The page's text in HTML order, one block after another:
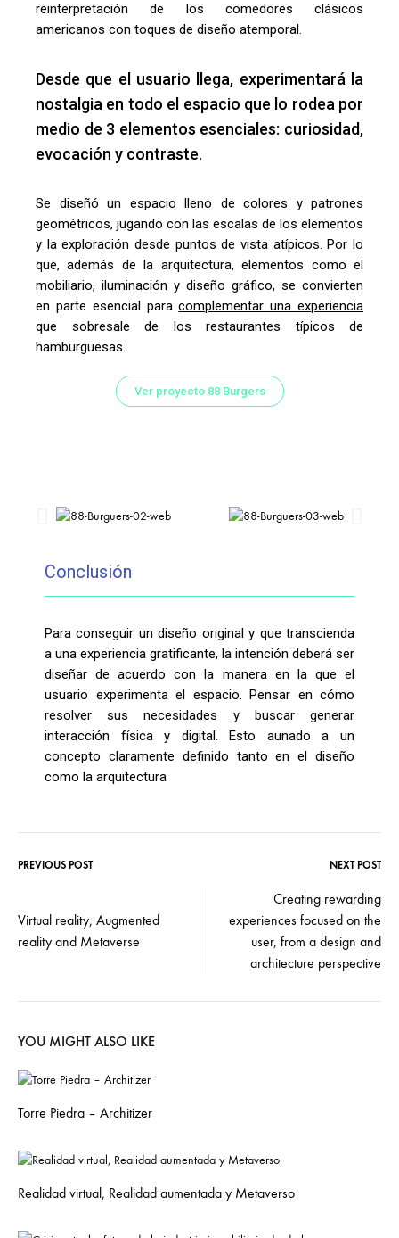
reinterpretación de los comedores clásicos
americanos con toques de diseño atemporal.
Desde que el usuario llega, experimentará la
nostalgia en todo el espacio que lo rodea por
medio de 3 elementos esenciales: curiosidad,
evocación y contraste.
Se diseñó un espacio lleno de colores y patrones
geométricos, jugando con las escalas de los elementos
y la exploración desde puntos de vista atípicos. Por lo
que, además de la arquitectura, elementos como el
mobiliario, iluminación y diseño gráfico, se convierten
en parte esencial paracomplementar una experiencia
que sobresale de los restaurantes típicos de
hamburguesas.
Ver proyecto 88 Burgers
Conclusión
Para conseguir un diseño original y que transcienda
a una experiencia gratificante, la intención deberá ser
diseñarde acuerdo con la manera en la que el
usuario experimenta el espacio. Pensar en cómo
resolver sus necesidades y buscar generar
interacción física y digital. Esto aunado a un
concepto claramente definido tanto en el diseño
como la arquitectura
PREVIOUS POST NEXT POST
Virtual reality, Augmented
reality and Metaverse
Creating rewarding
experiences focused on the
user, from a design and
architecture perspective
YOU MIGHT ALSO LIKE
Torre Piedra – Architizer
Realidad virtual, Realidad aumentada y Metaverso